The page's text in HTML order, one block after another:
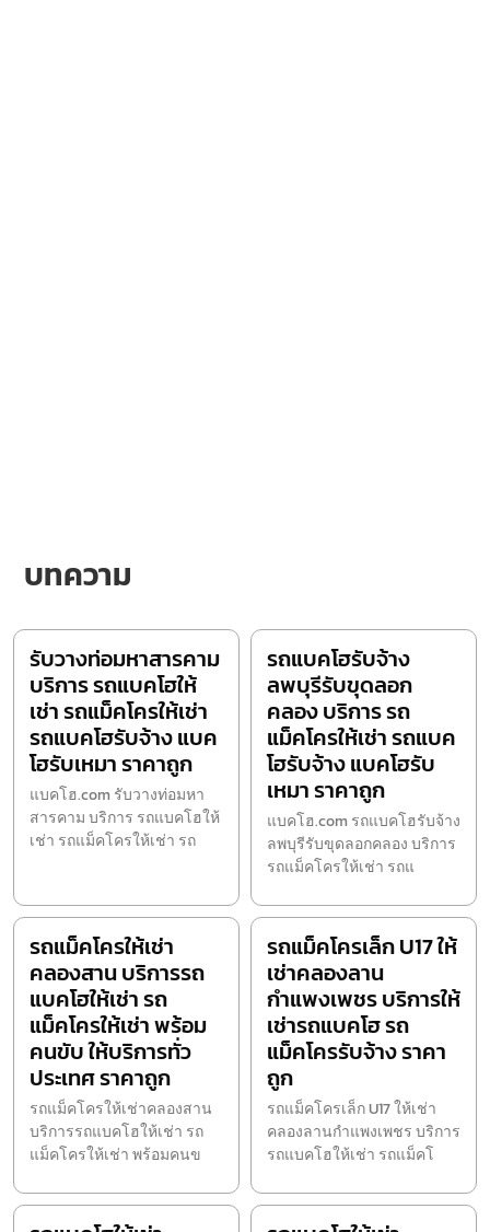
บทความ
รับวางท่อมหาสารคาม
บริการ รถแบคโฮให้
เช่า รถแม็คโครให้เช่า
รถแบคโฮรับจ้าง แบค
โฮรับเหมา ราคาถูก
แบคโฮ.com รับวางท่อมหา
สารคาม บริการ รถแบคโฮให้
เช่า รถแม็คโครให้เช่า รถ
รถแบคโฮรับจ้าง
ลพบุรีรับขุดลอก
คลอง บริการ รถ
แม็คโครให้เช่า รถแบค
โฮรับจ้าง แบคโฮรับ
เหมา ราคาถูก
แบคโฮ.com รถแบคโฮรับจ้าง
ลพบุรีรับขุดลอกคลอง บริการ
รถแม็คโครให้เช่า รถแ
รถแม็คโครให้เช่า
คลองสาน บริการรถ
แบคโฮให้เช่า รถ
แม็คโครให้เช่า พร้อม
คนขับ ให้บริการทั่ว
ประเทศ ราคาถูก
รถแม็คโครให้เช่าคลองสาน
บริการรถแบคโฮให้เช่า รถ
แม็คโครให้เช่า พร้อมคนข
รถแม็คโครเล็ก U17 ให้
เช่าคลองลาน
กำแพงเพชร บริการให้
เช่ารถแบคโฮ รถ
แม็คโครรับจ้าง ราคา
ถูก
รถแม็คโครเล็ก U17 ให้เช่า
คลองลานกำแพงเพชร บริการ
รถแบคโฮให้เช่า รถแม็คโ